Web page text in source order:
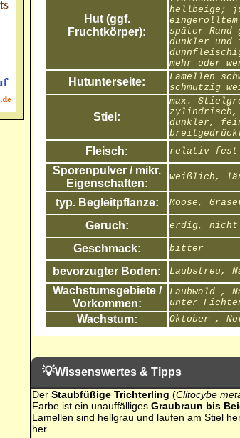
Hut (ggf.
Fruchtkörper):
hellbeige;
später Rand
dunkler
mehr oder
Hutunterseite:
Lamellen
schmutzig
Stiel:
max.
zylindrisch,
dunkler,
Fleisch: relativ fest
Sporenpulver / mikr.
Eigenschaften:
weißlich,
typ. Begleitpflanze: Moose,
Geruch: erdig, nicht
Geschmack: bitter
bevorzugter Boden: Laubstreu,
Wachstumsgebiete /
Vorkommen:
Laubwald ,
unter
Wachstum: Oktober ,
💡Wissenswertes & Tipps
Der Staubfüßige Trichterling (Clitocybe
Farbe ist ein unauffälliges Graubraun bis
Lamellen sind hellgrau und laufen am Stiel
her.